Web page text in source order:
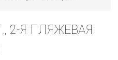
2-Я ПЛЯЖЕВАЯ